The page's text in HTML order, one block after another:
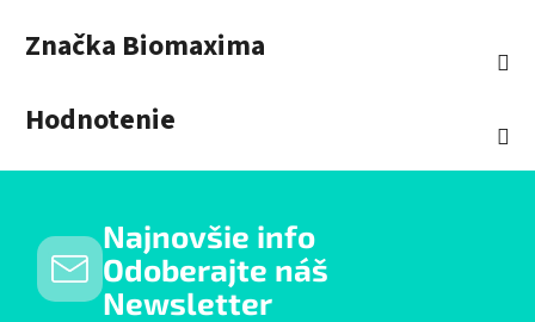
Značka Biomaxima
Hodnotenie
Najnovšie info
Odoberajte náš
Newsletter